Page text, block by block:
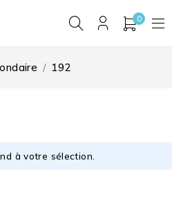
0
/ 192
à votre sélection.